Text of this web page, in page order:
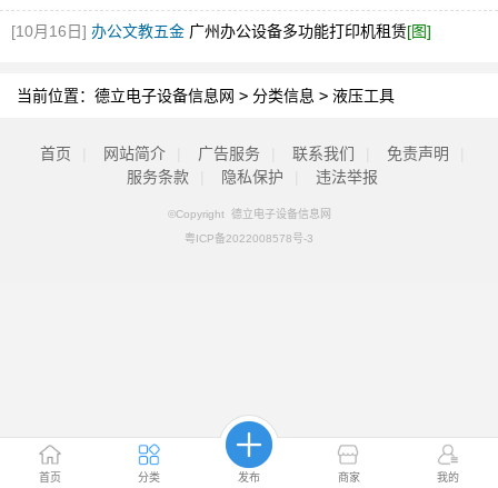
首页 分类 发布 商家 我的
[10月16日] 办公文教五金 广州办公设备多功能打印机租赁[图]
当前位置： 德立电子设备信息网 > 分类信息 > 液压工具
首页 网站简介 广告服务 联系我们 免责声明
服务条款
隐私保护 违法举报
©Copyright 德立电子设备信息网
粤ICP备2022008578号-3